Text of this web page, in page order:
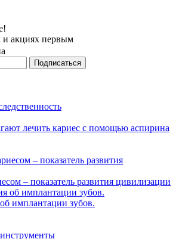
и акциях первым
лечить кариес с помощью аспирина
– показатель развития цивилизации
имплантации зубов.